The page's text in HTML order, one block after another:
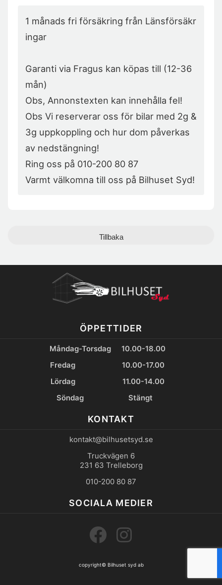
1 månads fri försäkring från Länsförsäkr
ingar
Garanti via Fragus kan köpas till (12-36
mån)
Obs, Annonstexten kan innehålla fel!
Obs Vi reserverar oss för bilar med 2g &
3g uppkoppling och hur dom påverkas
av nedstängning!
Ring oss på 010-200 80 87
Varmt välkomna till oss på Bilhuset Syd!
Tillbaka
ÖPPETTIDER
Måndag-Torsdag
10.00-18.00
Fredag
10.00-17.00
Lördag
11.00-14.00
Söndag
Stängt
KONTAKT
kontakt@bilhusetsyd.se
Truckvägen 6
231 63 Trelleborg
010-200 80 87
SOCIALA MEDIER
copyright© Bilhuset syd ab